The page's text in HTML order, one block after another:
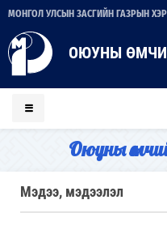
МОНГОЛ УЛСЫН ЗАСГИЙН ГАЗРЫН
ОЮУНЫ
Оюуны
Мэдээ, мэдээлэл